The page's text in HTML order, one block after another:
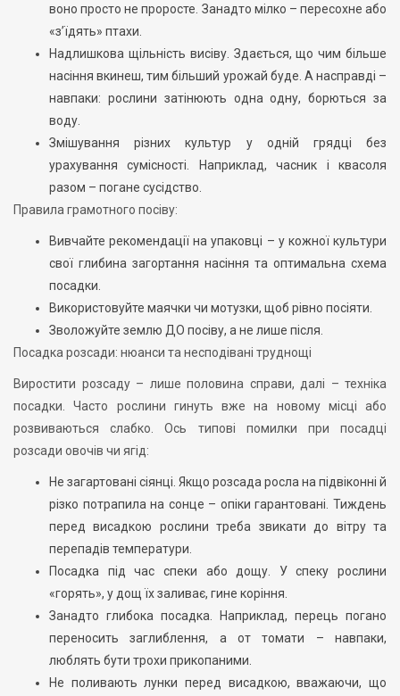
воно просто не проросте. Занадто мілко – пересохне або
«з’їдять» птахи.
Надлишкова щільність висіву. Здається, що чим більше
насіння вкинеш, тим більший урожай буде. А насправді –
навпаки: рослини затінюють одна одну, борються за
воду.
Змішування різних культур у одній грядці без
урахування сумісності. Наприклад, часник і квасоля
разом – погане сусідство.
Правила грамотного посіву:
Вивчайте рекомендації на упаковці – у кожної культури
свої глибина загортання насіння та оптимальна схема
посадки.
Використовуйте маячки чи мотузки, щоб рівно посіяти.
Зволожуйте землю ДО посіву, а не лише після.
Посадка розсади: нюанси та несподівані труднощі
Виростити розсаду – лише половина справи, далі – техніка
посадки. Часто рослини гинуть вже на новому місці або
розвиваються слабко. Ось типові помилки при посадці
розсади овочів чи ягід:
Не загартовані сіянці. Якщо розсада росла на підвіконні й
різко потрапила на сонце – опіки гарантовані. Тиждень
перед висадкою рослини треба звикати до вітру та
перепадів температури.
Посадка під час спеки або дощу. У спеку рослини
«горять», у дощ їх заливає, гине коріння.
Занадто глибока посадка. Наприклад, перець погано
переносить заглиблення, а от томати – навпаки,
люблять бути трохи прикопаними.
Не поливають лунки перед висадкою, вважаючи, що